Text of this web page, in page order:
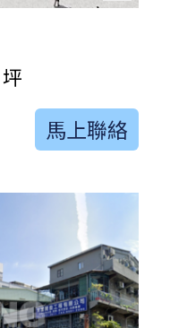
坪
馬上聯絡